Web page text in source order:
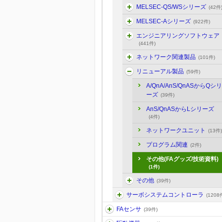
MELSEC-QS/WSシリーズ (42件)
MELSEC-Aシリーズ (922件)
エンジニアリングソフトウェア
(441件)
ネットワーク関連製品 (101件)
リニューアル製品 (59件)
A/QnA/AnS/QnASからQシリ
ーズ (39件)
AnS/QnASからLシリーズ
(4件)
ネットワークユニット (13件)
プログラム関連 (2件)
その他(FAグッズ/技術資料)
(1件)
その他 (39件)
サーボシステムコントローラ (1208
FAセンサ (39件)